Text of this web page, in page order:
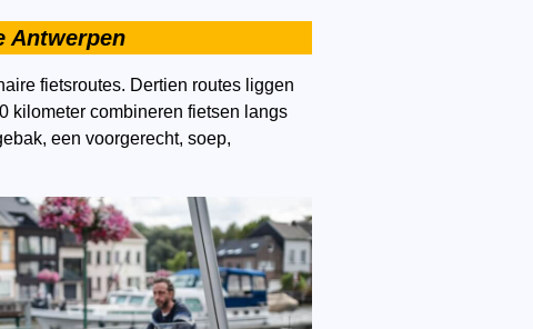
Antwerpen
fietsroutes. Dertien routes liggen
kilometer combineren fietsen langs
een voorgerecht, soep,